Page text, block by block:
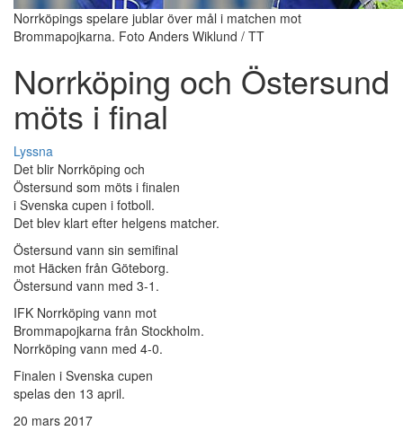
Norrköpings spelare jublar över mål i matchen mot
Brommapojkarna. Foto Anders Wiklund / TT
Norrköping och Östersund
möts i final
Lyssna
Det blir Norrköping och
Östersund som möts i finalen
i Svenska cupen i fotboll.
Det blev klart efter helgens matcher.
Östersund vann sin semifinal
mot Häcken från Göteborg.
Östersund vann med 3-1.
IFK Norrköping vann mot
Brommapojkarna från Stockholm.
Norrköping vann med 4-0.
Finalen i Svenska cupen
spelas den 13 april.
20 mars 2017